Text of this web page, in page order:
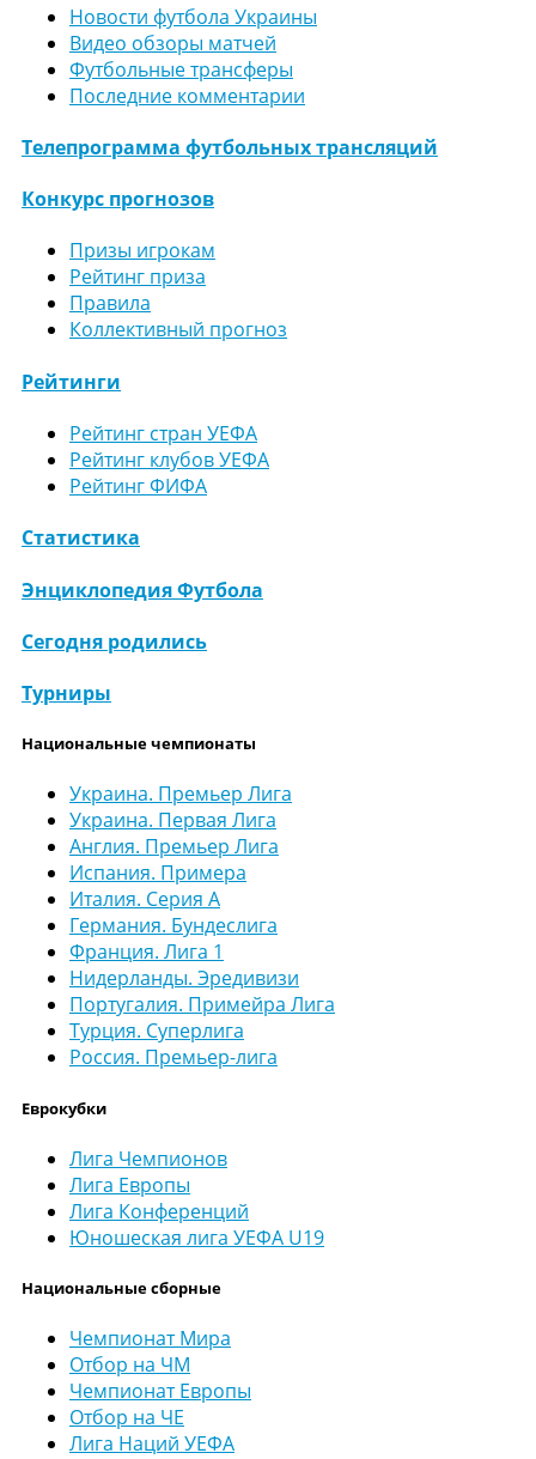
Новости футбола Украины
Видео обзоры матчей
Футбольные трансферы
Последние комментарии
Телепрограмма футбольных трансляций
Конкурс прогнозов
Призы игрокам
Рейтинг приза
Правила
Коллективный прогноз
Рейтинги
Рейтинг стран УЕФА
Рейтинг клубов УЕФА
Рейтинг ФИФА
Статистика
Энциклопедия Футбола
Сегодня родились
Турниры
Национальные чемпионаты
Украина. Премьер Лига
Украина. Первая Лига
Англия. Премьер Лига
Испания. Примера
Италия. Серия А
Германия. Бундеслига
Франция. Лига 1
Нидерланды. Эредивизи
Португалия. Примейра Лига
Турция. Суперлига
Россия. Премьер-лига
Еврокубки
Лига Чемпионов
Лига Европы
Лига Конференций
Юношеская лига УЕФА U19
Национальные сборные
Чемпионат Мира
Отбор на ЧМ
Чемпионат Европы
Отбор на ЧЕ
Лига Наций УЕФА